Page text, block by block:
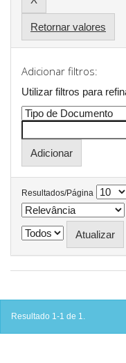
Retornar valores
Adicionar filtros:
Utilizar filtros para
Resultados/Página
Resultado 1-1 de 1.